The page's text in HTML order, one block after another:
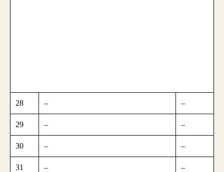
28 – –
29 – –
30 – –
31 – –